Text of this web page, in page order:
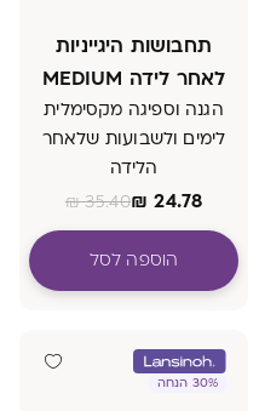
תחבושות היגייניות
לאחר לידה MEDIUM
הגנה וספיגה מקסימלית
לימים ולשבועות שלאחר
הלידה
₪ 24.78
₪35.40
הוספה לסל
30% הנחה